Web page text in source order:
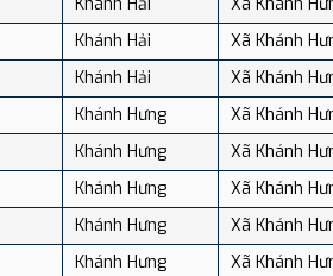
Khánh Hải
Xã Khánh
Khánh Hải
Xã Khánh
Khánh Hưng
Xã Khánh
Khánh Hưng
Xã Khánh
Khánh Hưng
Xã Khánh
Khánh Hưng
Xã Khánh
Khánh Hưng
Xã Khánh